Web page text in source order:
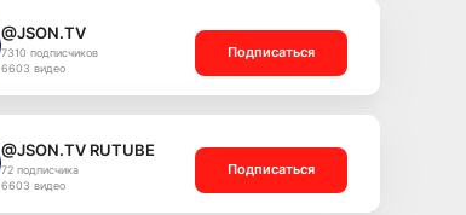
@JSON.TV
7310 подписчиков
6603 видео
Подписаться
@JSON.TV RUTUBE
72 подписчика
6603 видео
Подписаться